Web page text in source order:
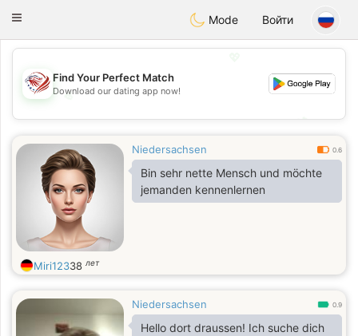
Dating
Toggle
Mode Войти
💖
💕
Find Your Perfect Match
Download our dating app now!
Niedersachsen 0.6
Bin sehr nette Mensch und möchte
jemanden kennenlernen
Miri12338 лет
Niedersachsen 0.9
Hello dort draussen! Ich suche dich